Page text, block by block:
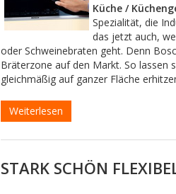
Küche /
Spezialität, die
das jetzt auch,
oder Schweinebraten geht. Denn
Bräterzone auf den Markt. So lassen
gleichmäßig auf ganzer Fläche
Weiterlesen
STARK SCHÖN